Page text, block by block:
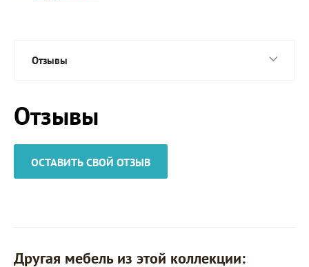
Отзывы
Отзывы
ОСТАВИТЬ СВОЙ ОТЗЫВ
Другая мебель из этой коллекции: